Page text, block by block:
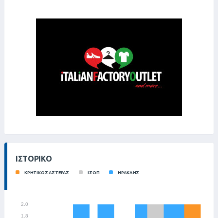
ΙΣΤΟΡΙΚΌ
ΚΡΗΤΙΚΟΣ ΑΣΤΕΡΑΣ ΙΣΟΠ ΗΡΑΚΛΗΣ